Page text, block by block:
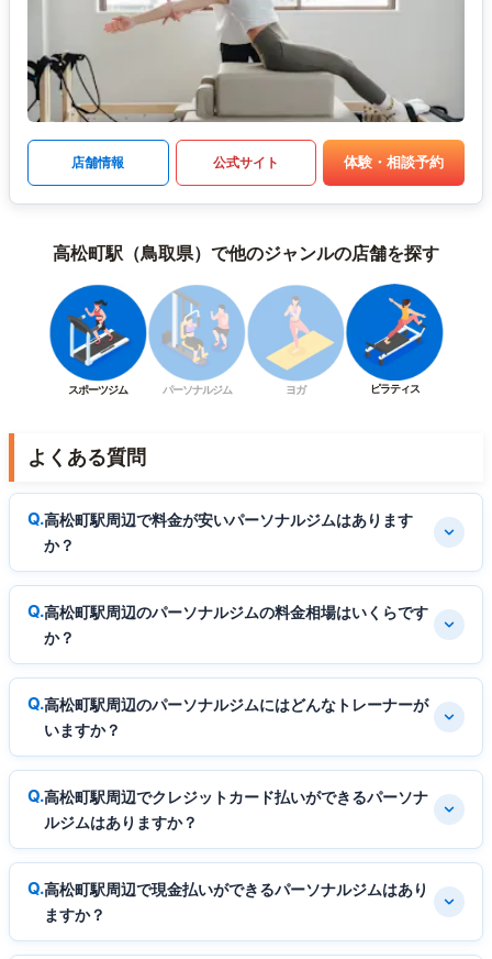
店舗情報 公式サイト 体験・相談予約
高松町駅（鳥取県）で他のジャンルの店舗を探す
スポーツジム パーソナルジム ヨガ ピラティス
よくある質問
高松町駅周辺で料金が安いパーソナルジムはあります
か？
高松町駅周辺のパーソナルジムの料金相場はいくらです
か？
高松町駅周辺のパーソナルジムにはどんなトレーナーが
いますか？
高松町駅周辺でクレジットカード払いができるパーソナ
ルジムはありますか？
高松町駅周辺で現金払いができるパーソナルジムはあり
ますか？